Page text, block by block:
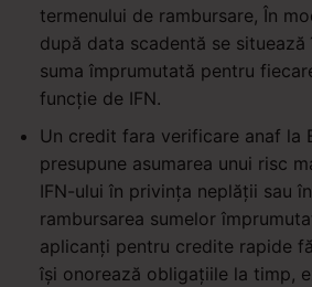
termenului de rambursare, În
după data scadentă se
suma împrumutată pentru
funcție de IFN.
Un credit fara verificare anaf la
presupune asumarea unui risc
IFN-ului în privința neplății sau
rambursarea sumelor
aplicanți pentru credite rapide
își onorează obligațiile la timp,